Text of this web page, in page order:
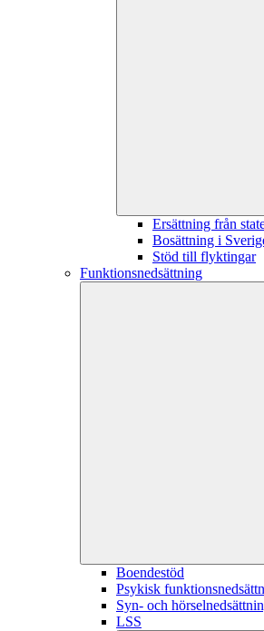
Ersättning från
Bosättning i
Stöd till flyktingar
Funktionsnedsättning
Boendestöd
Psykisk
Syn- och
LSS